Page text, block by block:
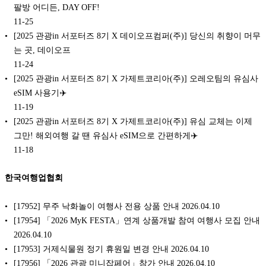
팔방 어디든, DAY OFF!
11-25
[2025 관광in 서포터즈 8기 X 데이오프컴퍼(주)] 당신의 취향이 머무
는 곳, 데이오프
11-24
[2025 관광in 서포터즈 8기 X 가제트코리아(주)] 오레오팀의 유심사
eSIM 사용기✈️
11-19
[2025 관광in 서포터즈 8기 X 가제트코리아(주)] 유심 교체는 이제
그만! 해외여행 갈 땐 유심사 eSIM으로 간편하게✈️
11-18
한국여행업협회
[17952] 무주 낙화놀이 여행사 전용 상품 안내 2026.04.10
[17954] 「2026 MyK FESTA」연계 상품개발 참여 여행사 모집 안내
2026.04.10
[17953] 거제식물원 정기 휴원일 변경 안내 2026.04.10
[17956] 「2026 관광 미니잡페어」참가 안내 2026.04.10